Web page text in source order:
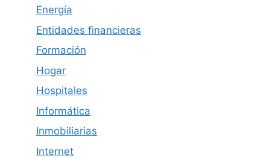
Energía
Entidades financieras
Formación
Hogar
Hospitales
Informática
Inmobiliarias
Internet